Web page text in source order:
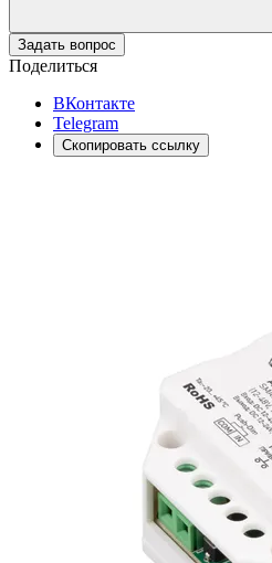
Задать вопрос
Поделиться
ВКонтакте
Telegram
Скопировать ссылку